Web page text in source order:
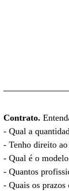
Contrato.
- Qual a
- Tenho direito
- Qual é o
- Quantos
- Quais os prazos